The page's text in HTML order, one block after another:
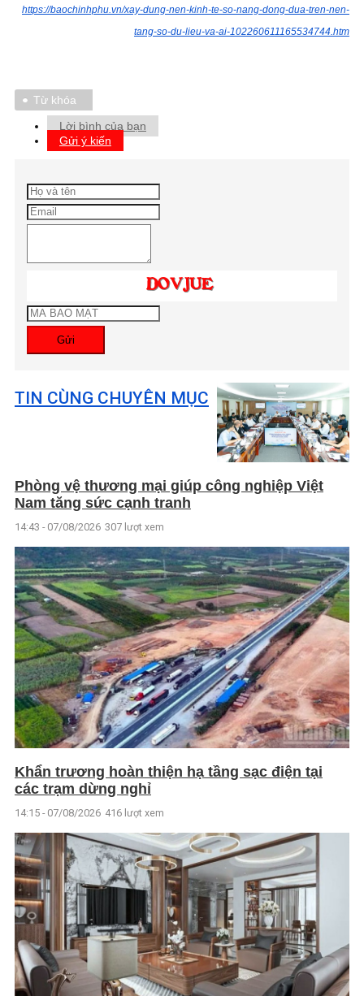
https://baochinhphu.vn/xay-dung-nen-kinh-te-so-nang-dong-dua-tren-nen-
tang-so-du-lieu-va-ai-102260611165534744.htm
Từ khóa
Lời bình của bạn
Gửi ý kiến
Gửi
TIN CÙNG CHUYÊN MỤC
Phòng vệ thương mại giúp công nghiệp Việt
Nam tăng sức cạnh tranh
14:43 - 07/08/2026 307 lượt xem
Khẩn trương hoàn thiện hạ tầng sạc điện tại
các trạm dừng nghỉ
14:15 - 07/08/2026 416 lượt xem